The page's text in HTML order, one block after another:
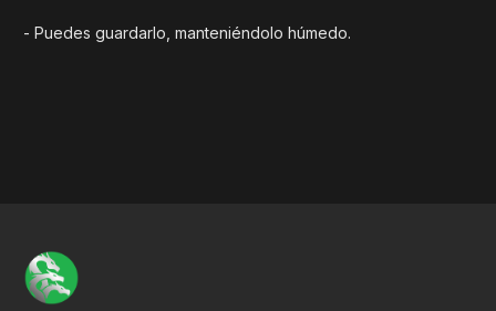
- Puedes guardarlo, manteniéndolo húmedo.